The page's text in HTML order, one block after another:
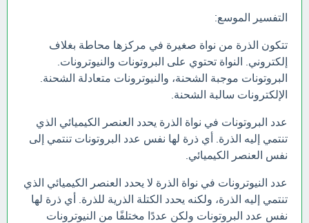
التفسير الموسع:
تتكون الذرة من نواة صغيرة في مركزها محاطة بغلاف
إلكتروني. النواة تحتوي على البروتونات والنيوترونات.
البروتونات موجبة الشحنة، والنيوترونات متعادلة الشحنة.
الإلكترونات سالبة الشحنة.
عدد البروتونات في نواة الذرة يحدد العنصر الكيميائي الذي
تنتمي إليه الذرة. أي ذرة لها نفس عدد البروتونات تنتمي إلى
نفس العنصر الكيميائي.
عدد النيوترونات في نواة الذرة لا يحدد العنصر الكيميائي الذي
تنتمي إليه الذرة، ولكنه يحدد الكتلة الذرية للذرة. أي ذرة لها
نفس عدد البروتونات ولكن عددًا مختلفًا من النيوترونات